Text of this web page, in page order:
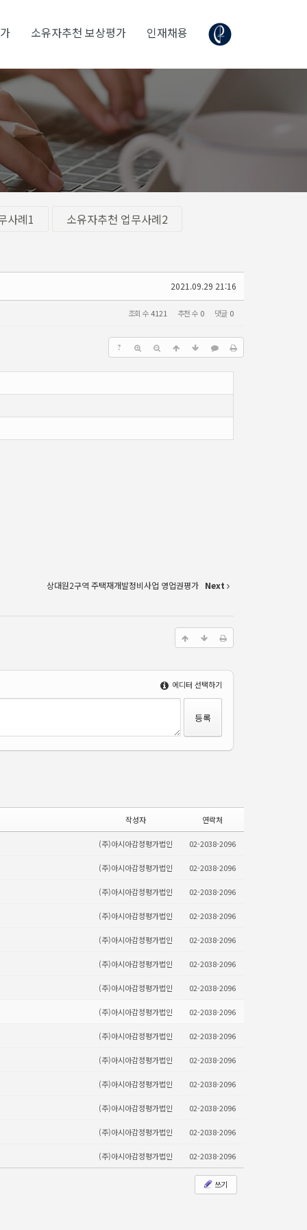
소유자추천 보상평가 인재채용
사례1 소유자추천 업무사례2
2021.09.29 21:16
조회 수4121 추천 수 0 댓글 0
?
상대원2구역 주택재개발정비사업 영업권평가 Next
에디터 선택하기
작성자 연락처
(주)아시아감정평가법인 02-2038-2096
(주)아시아감정평가법인 02-2038-2096
(주)아시아감정평가법인 02-2038-2096
(주)아시아감정평가법인 02-2038-2096
(주)아시아감정평가법인 02-2038-2096
(주)아시아감정평가법인 02-2038-2096
(주)아시아감정평가법인 02-2038-2096
(주)아시아감정평가법인 02-2038-2096
(주)아시아감정평가법인 02-2038-2096
(주)아시아감정평가법인 02-2038-2096
(주)아시아감정평가법인 02-2038-2096
(주)아시아감정평가법인 02-2038-2096
(주)아시아감정평가법인 02-2038-2096
(주)아시아감정평가법인 02-2038-2096
쓰기